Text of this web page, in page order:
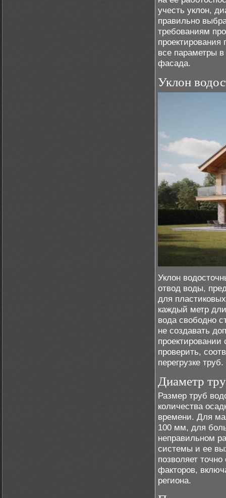
учесть уклон,
правильно
требованиям
проектирования
все параметры
фасада.
Уклон
Уклон
отвод воды,
для
каждый метр
вода свободно
не создавать
проверить,
перегрузке труб.
Диаметр
Размер труб
количества
времени. Для
100 мм, для
неправильном
системы и ее
позволяет
факторов,
региона.